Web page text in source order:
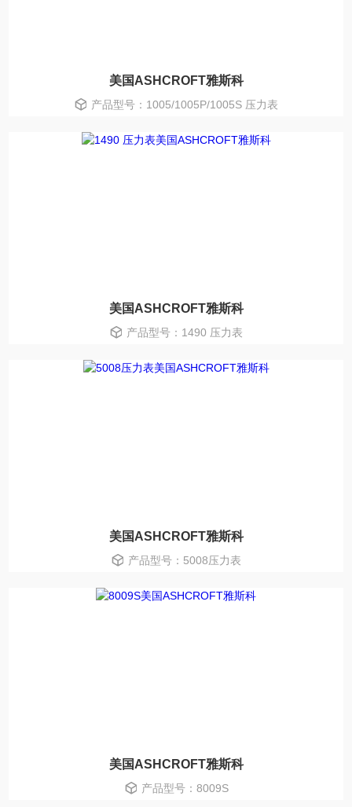
美国ASHCROFT雅斯科
产品型号：1005/1005P/1005S 压力表
美国ASHCROFT雅斯科
产品型号：1490 压力表
美国ASHCROFT雅斯科
产品型号：5008压力表
美国ASHCROFT雅斯科
产品型号：8009S